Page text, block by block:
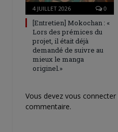
4 JUILLET 2026 0
[Entretien] Mokochan : «
Lors des prémices du
projet, il était déjà
demandé de suivre au
mieux le manga
originel.»
Vous devez vous connecter
commentaire.